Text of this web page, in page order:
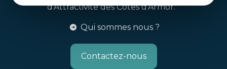
d’Attractivité des Côtes d’Armor.
Qui sommes nous ?
Contactez-nous